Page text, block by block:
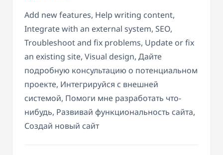
Add new features, Help writing content,
Integrate with an external system, SEO,
Troubleshoot and fix problems, Update or fix
an existing site, Visual design, Дайте
подробную консультацию о потенциальном
проекте, Интегрируйся с внешней
системой, Помоги мне разработать что-
нибудь, Развивай функциональность сайта,
Создай новый сайт